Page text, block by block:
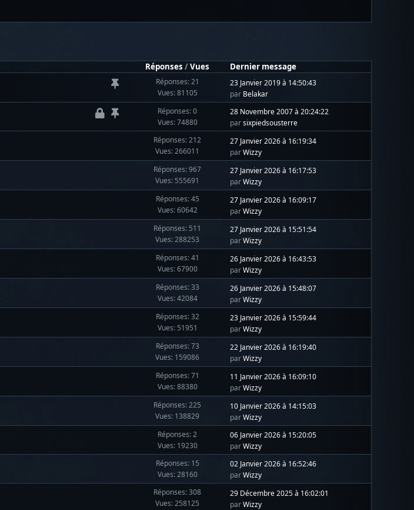
Réponses /Vues
Dernier message
Réponses: 21
Vues: 81105
23 Janvier 2019 à 14:50:43
par Belakar
Réponses: 0
Vues: 74880
28 Novembre 2007 à 20:24:22
parsixpiedsousterre
Réponses: 212
Vues: 266011
27 Janvier 2026 à 16:19:34
parWizzy
Réponses: 967
Vues: 555691
27 Janvier 2026 à 16:17:53
parWizzy
Réponses: 45
Vues: 60642
27 Janvier 2026 à 16:09:17
parWizzy
Réponses: 511
Vues: 288253
27 Janvier 2026 à 15:51:54
parWizzy
Réponses: 41
Vues: 67900
26 Janvier 2026 à 16:43:53
parWizzy
Réponses: 33
Vues: 42084
26 Janvier 2026 à 15:48:07
parWizzy
Réponses: 32
Vues: 51951
23 Janvier 2026 à 15:59:44
parWizzy
Réponses: 73
Vues: 159086
22 Janvier 2026 à 16:19:40
parWizzy
Réponses: 71
Vues: 88380
11 Janvier 2026 à 16:09:10
parWizzy
Réponses: 225
Vues: 138829
10 Janvier 2026 à 14:15:03
parWizzy
Réponses: 2
Vues: 19230
06 Janvier 2026 à 15:20:05
parWizzy
Réponses: 15
Vues: 28160
02 Janvier 2026 à 16:52:46
parWizzy
Réponses: 308
Vues: 258125
29 Décembre 2025 à 16:02:01
parWizzy